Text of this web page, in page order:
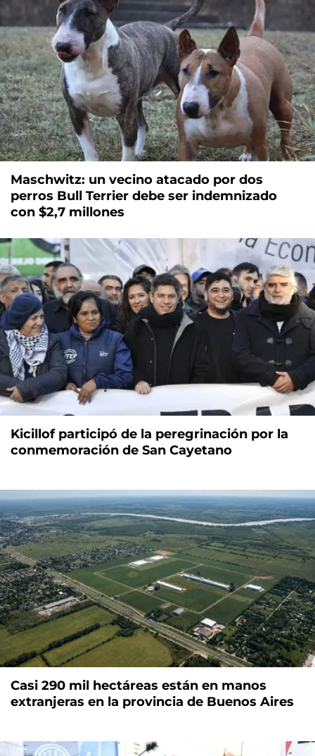
Maschwitz: un vecino atacado por dos
perros Bull Terrier debe ser indemnizado
con $2,7 millones
Kicillof participó de la peregrinación por la
conmemoración de San Cayetano
Casi 290 mil hectáreas están en manos
extranjeras en la provincia de Buenos Aires